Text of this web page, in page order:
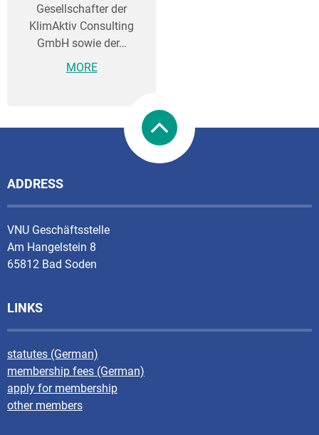
Gesellschafter der
KlimAktiv Consulting
GmbH sowie der…
MORE
ADDRESS
VNU Geschäftsstelle
Am Hangelstein 8
65812 Bad Soden
LINKS
statutes (German)
membership fees (German)
apply for membership
other members